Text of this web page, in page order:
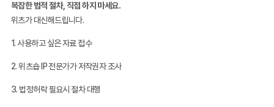
복잡한 법적 절차, 직접 하지 마세요.
위츠가 대신해드립니다.
1. 사용하고 싶은 자료 접수
2. 위츠숍 IP 전문가가 저작권자 조사
3. 법정허락 필요시 절차 대행